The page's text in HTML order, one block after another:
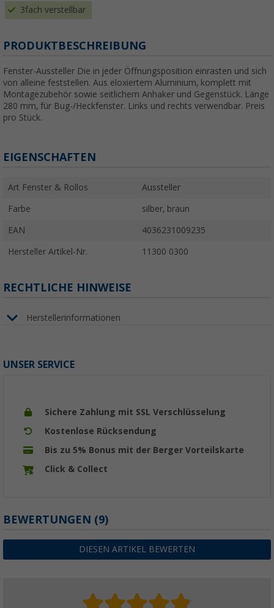
3fach verstellbar
PRODUKTBESCHREIBUNG
Fenster-Aussteller Die in jeder Öffnungsposition einrasten und sich
von alleine feststellen. Aus eloxiertem Aluminium, komplett mit
Montagezubehör sowie seitlichem Anhaker und Gegenstück. Länge
280 mm, für Bug-/Heckfenster. Links und rechts verwendbar. Preis
pro Stück.
EIGENSCHAFTEN
Art Fenster & Rollos Aussteller
Farbe silber, braun
EAN 4036231009235
Hersteller Artikel-Nr. 11300 0300
RECHTLICHE HINWEISE
Herstellerinformationen
UNSER SERVICE
Sichere Zahlung mit SSL Verschlüsselung
Kostenlose Rücksendung
Bis zu 5% Bonus mit der Berger Vorteilskarte
Click & Collect
BEWERTUNGEN (9)
DIESEN ARTIKEL BEWERTEN